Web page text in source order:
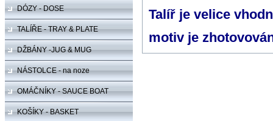
DÓZY - DOSE
TALÍŘE - TRAY & PLATE
DŽBÁNY -JUG & MUG
NÁSTOLCE - na noze
OMÁČNÍKY - SAUCE BOAT
KOŠÍKY - BASKET
Talíř je velice
motiv je